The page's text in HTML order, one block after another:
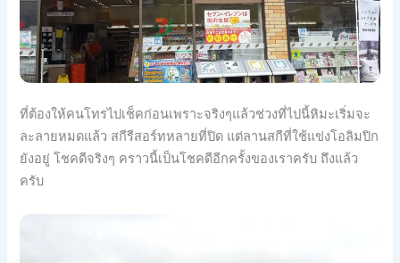
ที่ต้องให้คนโทรไปเช็คก่อนเพราะจริงๆแล้วช่วงที่ไปนี้หิมะเริ่มจะ
ละลายหมดแล้ว สกีรีสอร์ทหลายที่ปิด แต่ลานสกีที่ใช้แข่งโอลิมปิก
ยังอยู่ โชคดีจริงๆ คราวนี้เป็นโชคดีอีกครั้งของเราครับ ถึงแล้ว
ครับ